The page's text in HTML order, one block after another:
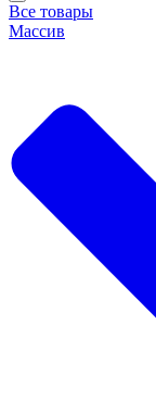
Все товары
Массив